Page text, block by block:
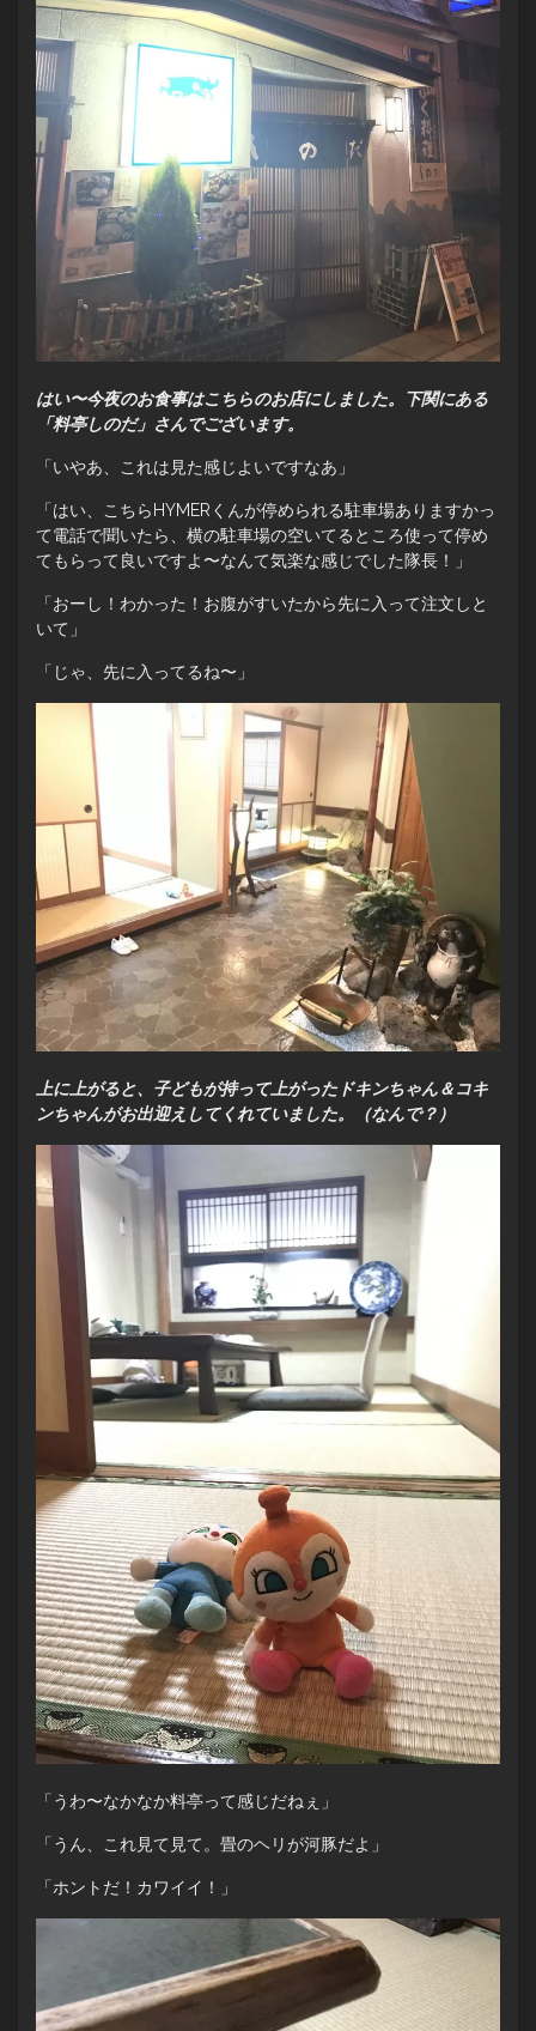
はい〜今夜のお食事はこちらのお店にしました。下関にある
「料亭しのだ」さんでございます。
「いやあ、これは見た感じよいですなあ」
「はい、こちらHYMERくんが停められる駐車場ありますかっ
て電話で聞いたら、横の駐車場の空いてるところ使って停め
てもらって良いですよ〜なんて気楽な感じでした隊長！」
「おーし！わかった！お腹がすいたから先に入って注文しと
いて」
「じゃ、先に入ってるね〜」
上に上がると、子どもが持って上がったドキンちゃん＆コキ
ンちゃんがお出迎えしてくれていました。（なんで？）
「うわ〜なかなか料亭って感じだねぇ」
「うん、これ見て見て。畳のヘリが河豚だよ」
「ホントだ！カワイイ！」